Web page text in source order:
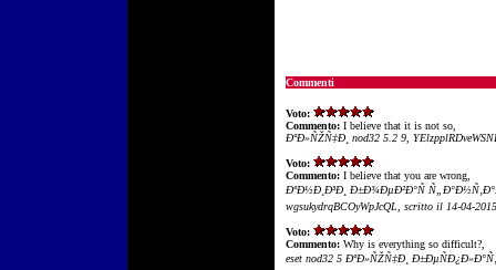
Commenti
Voto:
Commento: I believe that it is not so,
ÐºÐ»ÑŽÑ‡Ð¸ nod32 5.2 9,
Voto:
Commento: I believe that you are wrong,
ÐºÐ½Ð¸Ð³Ð¸ Ð±Ð¾ÐµÐ²Ð°Ñ
wgsukydrqBCOyWpJcQL, scritto il 14-04-2015
Voto:
Commento: Why is everything so difficult?,
eset nod32 5 ÐºÐ»ÑŽÑ‡Ð¸